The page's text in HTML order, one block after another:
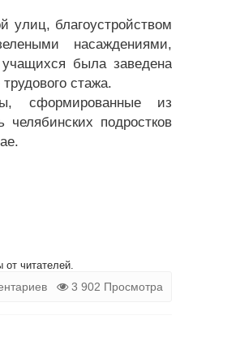
улиц, благоустройством
насаждениями,
была заведена
стажа.
сформированные из
подростков
читателей.
3 902 Просмотра